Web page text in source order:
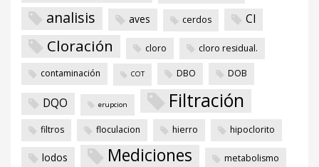
analisis aves cerdos Cl
Cloración cloro cloro residual.
contaminación COT DBO DOB
DQO erupcion Filtración
filtros floculacion hierro hipoclorito
lodos Mediciones metabolismo